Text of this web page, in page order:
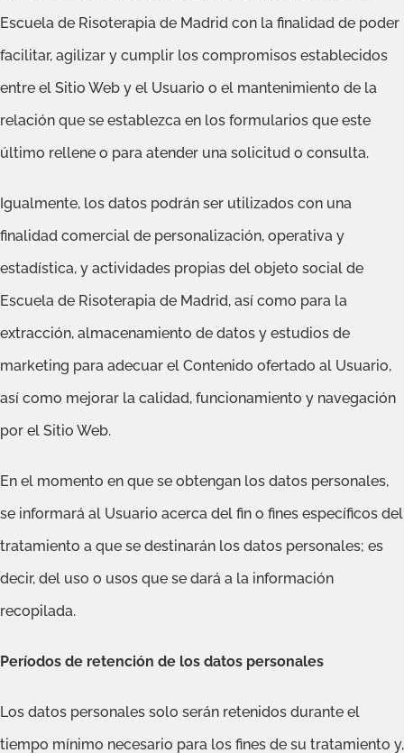
Escuela de Risoterapia de Madrid con la finalidad de poder
facilitar, agilizar y cumplir los compromisos establecidos
entre el Sitio Web y el Usuario o el mantenimiento de la
relación que se establezca en los formularios que este
último rellene o para atender una solicitud o consulta.
Igualmente, los datos podrán ser utilizados con una
finalidad comercial de personalización, operativa y
estadística, y actividades propias del objeto social de
Escuela de Risoterapia de Madrid, así como para la
extracción, almacenamiento de datos y estudios de
marketing para adecuar el Contenido ofertado al Usuario,
así como mejorar la calidad, funcionamiento y navegación
por el Sitio Web.
En el momento en que se obtengan los datos personales,
se informará al Usuario acerca del fin o fines específicos del
tratamiento a que se destinarán los datos personales; es
decir, del uso o usos que se dará a la información
recopilada.
Períodos de retención de los datos personales
Los datos personales solo serán retenidos durante el
tiempo mínimo necesario para los fines de su tratamiento y,